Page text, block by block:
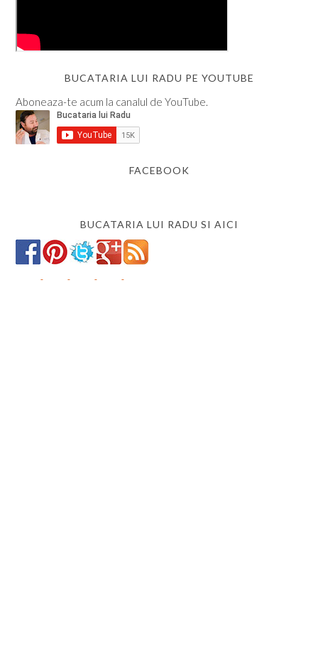
BUCATARIA LUI RADU PE YOUTUBE
Aboneaza-te acum la canalul de YouTube.
FACEBOOK
BUCATARIA LUI RADU SI AICI